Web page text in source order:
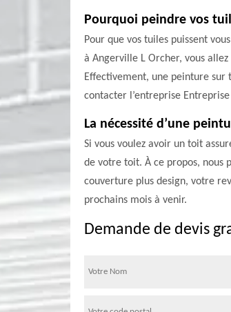
Pourquoi peindre vos
Pour que vos tuiles puissent
à Angerville L Orcher, vous
Effectivement, une peinture sur
contacter l’entreprise
La nécessité d’une
Si vous voulez avoir un toit
de votre toit. À ce propos, nous
couverture plus design, votre
prochains mois à venir.
Demande de devis